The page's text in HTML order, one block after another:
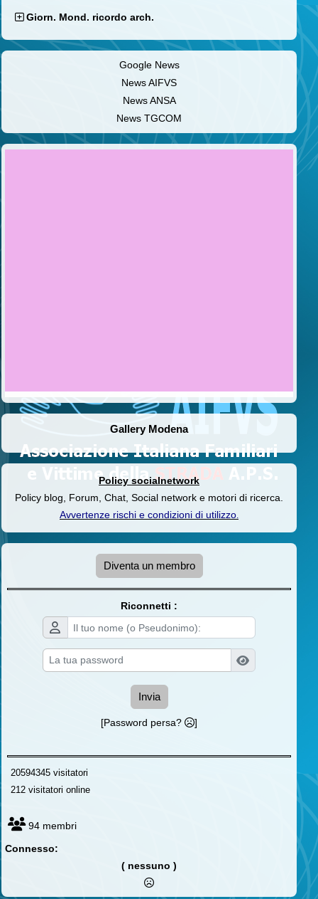
Giorn. Mond. ricordo arch.
Google News
News AIFVS
News ANSA
News TGCOM
Gallery Modena
Policy socialnetwork
Policy blog, Forum, Chat, Social network e motori di ricerca.
Avvertenze rischi e condizioni di utilizzo.
Diventa un membro
Riconnetti :
Invia
[Password persa? ]
20594345 visitatori
212 visitatori online
94 membri
Connesso:
( nessuno )